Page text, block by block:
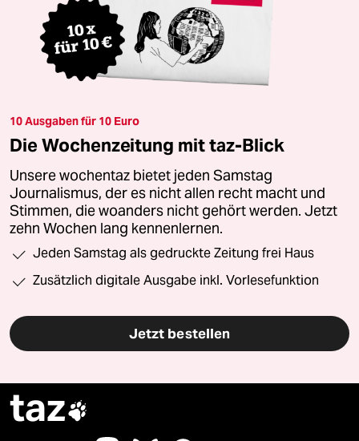
10 Ausgaben für 10 Euro
Die Wochenzeitung mit taz-Blick
Unsere wochentaz bietet jeden Samstag
Journalismus, der es nicht allen recht macht und
Stimmen, die woanders nicht gehört werden. Jetzt
zehn Wochen lang kennenlernen.
Jeden Samstag als gedruckte Zeitung frei Haus
Zusätzlich digitale Ausgabe inkl. Vorlesefunktion
Jetzt bestellen
taz